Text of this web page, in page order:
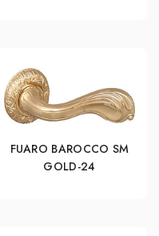
FUARO BAROCCO SM
GOLD-24